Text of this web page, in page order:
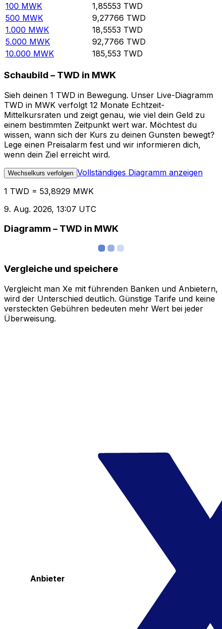
100 MWK 1,85553 TWD
500 MWK 9,27766 TWD
1.000 MWK 18,5553 TWD
5.000 MWK 92,7766 TWD
10.000 MWK 185,553 TWD
Schaubild – TWD in MWK
Sieh deinen 1 TWD in Bewegung. Unser Live-Diagramm
TWD in MWK verfolgt 12 Monate Echtzeit-
Mittelkursraten und zeigt genau, wie viel dein Geld zu
einem bestimmten Zeitpunkt wert war. Möchtest du
wissen, wann sich der Kurs zu deinen Gunsten bewegt?
Lege einen Preisalarm fest und wir informieren dich,
wenn dein Ziel erreicht wird.
Wechselkurs verfolgen Vollständiges Diagramm anzeigen
1 TWD = 53,8929 MWK
9. Aug. 2026, 13:07 UTC
Diagramm – TWD in MWK
Vergleiche und speichere
Vergleicht man Xe mit führenden Banken und Anbietern,
wird der Unterschied deutlich. Günstige Tarife und keine
versteckten Gebühren bedeuten mehr Wert bei jeder
Überweisung.
Anbieter